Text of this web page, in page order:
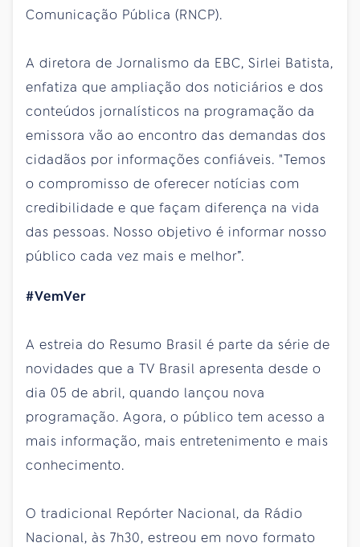
Comunicação Pública (RNCP).
A diretora de Jornalismo da EBC, Sirlei Batista,
enfatiza que ampliação dos noticiários e dos
conteúdos jornalísticos na programação da
emissora vão ao encontro das demandas dos
cidadãos por informações confiáveis. "Temos
o compromisso de oferecer notícias com
credibilidade e que façam diferença na vida
das pessoas. Nosso objetivo é informar nosso
público cada vez mais e melhor”.
#VemVer
A estreia do Resumo Brasil é parte da série de
novidades que a TV Brasil apresenta desde o
dia 05 de abril, quando lançou nova
programação. Agora, o público tem acesso a
mais informação, mais entretenimento e mais
conhecimento.
O tradicional Repórter Nacional, da Rádio
Nacional, às 7h30, estreou em novo formato